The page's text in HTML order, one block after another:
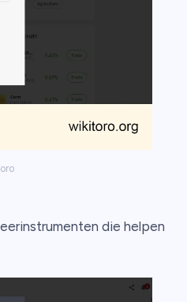
die helpen